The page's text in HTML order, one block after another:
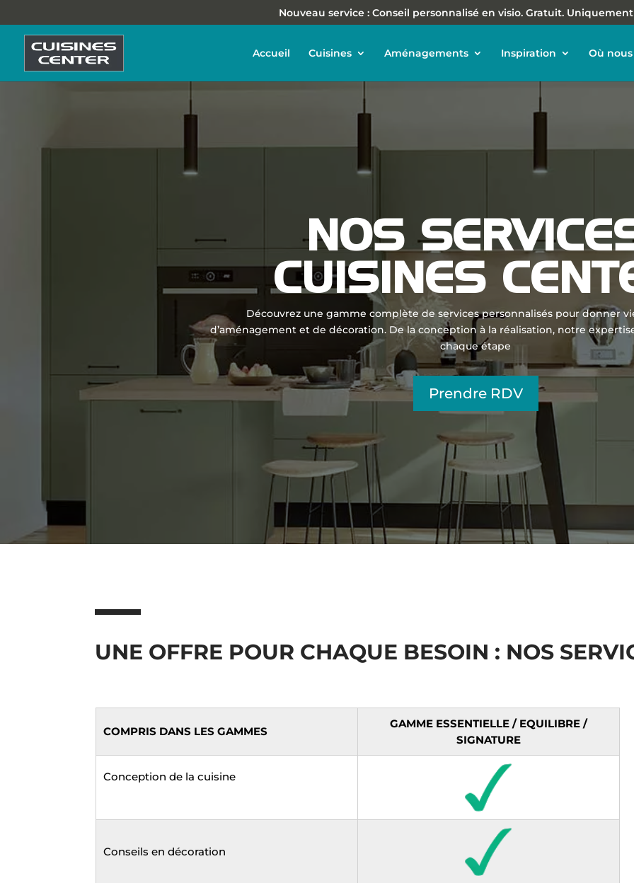
Nouveau service : Conseil personnalisé en visio. Gratuit.
Accueil Cuisines Aménagements Inspiration Où
NOS
CUISINES
Découvrez une gamme complète de services personnalisés pour donner
d’aménagement et de décoration. De la conception à la réalisation, notre
chaque étape
Prendre RDV
UNE OFFRE POUR CHAQUE BESOIN : NOS
COMPRIS DANS LES GAMMES
GAMME ESSENTIELLE / EQUILIBRE /
SIGNATURE
Conception de la cuisine
Conseils en décoration